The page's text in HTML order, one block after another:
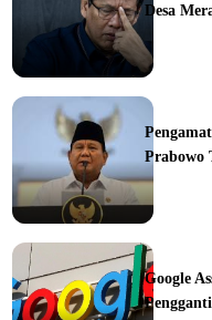
Desa
Prabowo
Google